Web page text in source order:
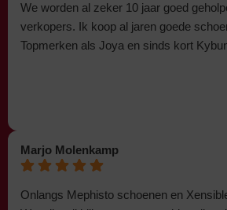
We worden al zeker 10 jaar goed
verkopers. Ik koop al jaren goede
Topmerken als Joya en sinds kort
Marjo Molenkamp
Onlangs Mephisto schoenen en